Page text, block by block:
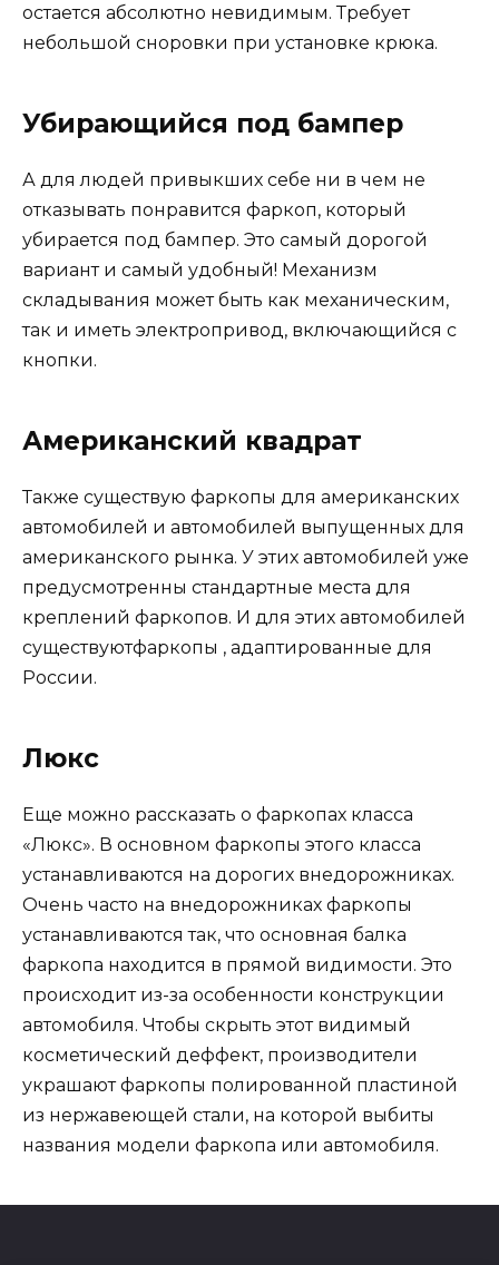
остается абсолютно невидимым. Требует
небольшой сноровки при установке крюка.
Убирающийся под бампер
А для людей привыкших себе ни в чем не
отказывать понравится фаркоп, который
убирается под бампер. Это самый дорогой
вариант и самый удобный! Механизм
складывания может быть как механическим,
так и иметь электропривод, включающийся с
кнопки.
Американский квадрат
Также существую фаркопы для американских
автомобилей и автомобилей выпущенных для
американского рынка. У этих автомобилей уже
предусмотренны стандартные места для
креплений фаркопов. И для этих автомобилей
существуютфаркопы , адаптированные для
России.
Люкс
Еще можно рассказать о фаркопах класса
«Люкс». В основном фаркопы этого класса
устанавливаются на дорогих внедорожниках.
Очень часто на внедорожниках фаркопы
устанавливаются так, что основная балка
фаркопа находится в прямой видимости. Это
происходит из-за особенности конструкции
автомобиля. Чтобы скрыть этот видимый
косметический деффект, производители
украшают фаркопы полированной пластиной
из нержавеющей стали, на которой выбиты
названия модели фаркопа или автомобиля.